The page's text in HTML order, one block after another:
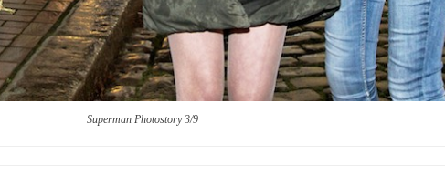
Superman Photostory 3/9